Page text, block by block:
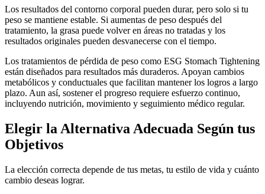
Los resultados del contorno corporal pueden durar, pero solo si tu
peso se mantiene estable. Si aumentas de peso después del
tratamiento, la grasa puede volver en áreas no tratadas y los
resultados originales pueden desvanecerse con el tiempo.
Los tratamientos de pérdida de peso como ESG Stomach Tightening
están diseñados para resultados más duraderos. Apoyan cambios
metabólicos y conductuales que facilitan mantener los logros a largo
plazo. Aun así, sostener el progreso requiere esfuerzo continuo,
incluyendo nutrición, movimiento y seguimiento médico regular.
Elegir la Alternativa Adecuada Según tus
Objetivos
La elección correcta depende de tus metas, tu estilo de vida y cuánto
cambio deseas lograr.